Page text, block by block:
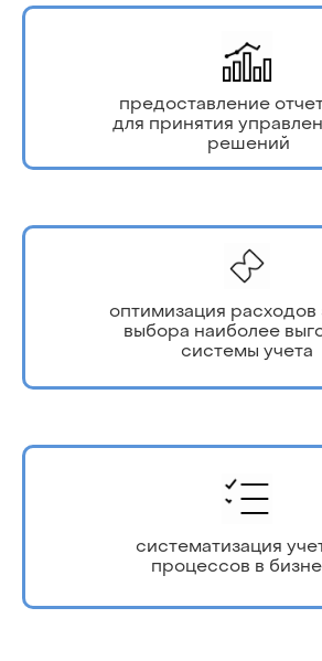
оптимизация расходов
выбора наиболее
системы учета
предоставление
для принятия
решений
систематизация
процессов в